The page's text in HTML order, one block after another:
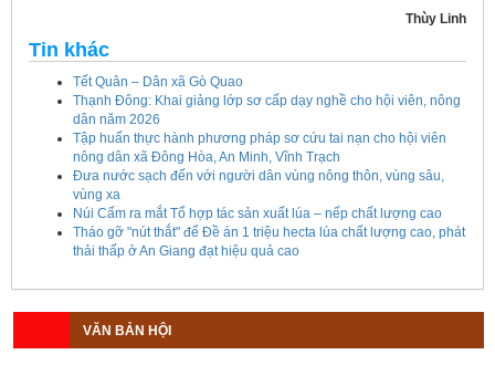
Thùy Linh
Tin khác
Tết Quân – Dân xã Gò Quao
Thạnh Đông: Khai giảng lớp sơ cấp dạy nghề cho hội viên, nông
dân năm 2026
Tập huấn thực hành phương pháp sơ cứu tai nạn cho hội viên
nông dân xã Đông Hòa, An Minh, Vĩnh Trạch
Đưa nước sạch đến với người dân vùng nông thôn, vùng sâu,
vùng xa
Núi Cấm ra mắt Tổ hợp tác sản xuất lúa – nếp chất lượng cao
Tháo gỡ "nút thắt" để Đề án 1 triệu hecta lúa chất lượng cao, phát
thải thấp ở An Giang đạt hiệu quả cao
VĂN BẢN HỘI
phẩm nông thôn tiêu biểu tỉnh An Giang năm 2026